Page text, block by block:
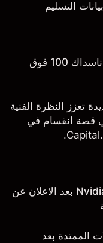
التسليم
أهداف أسعار
التداول على مؤشر ناسداك 100 فوق
تعزز النظرة الفنية
قصة انقسام في
التداول على سهم Nvidia بعد الاعلان عن
التداولات الممتدة بعد